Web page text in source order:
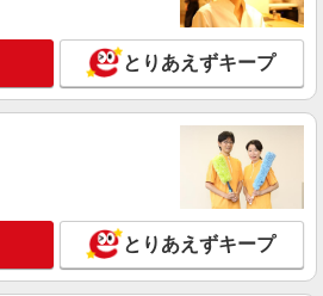
とりあえずキープ
とりあえずキープ